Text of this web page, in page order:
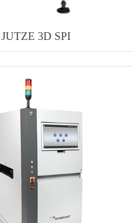
JUTZE 3D SPI